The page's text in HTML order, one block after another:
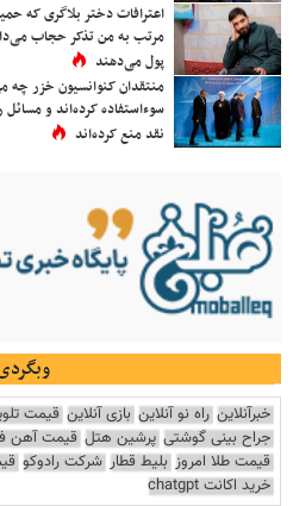
اعترافات دختر بلاگری که
مرتب به من تذکر حجاب
پول می‌دهند
منتقدان کنوانسیون خزر چه
سوءاستفاده کرده‌اند و
نقد منع کرده‌اند
خبرآنلاین راه نو آنلاین بازی آنلاین قیمت
جراح بینی گوشتی پرشین هتل قیمت آهن
قیمت طلا امروز بلیط قطار شرکت رادوکو
خرید اکانت chatgpt